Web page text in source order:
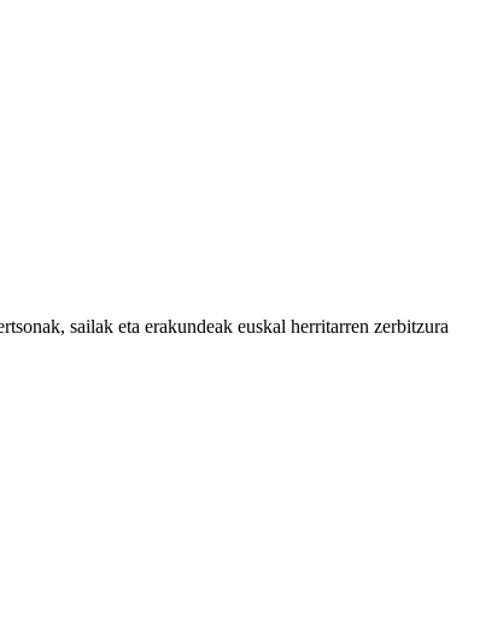
sailak eta erakundeak euskal herritarren zerbitzura